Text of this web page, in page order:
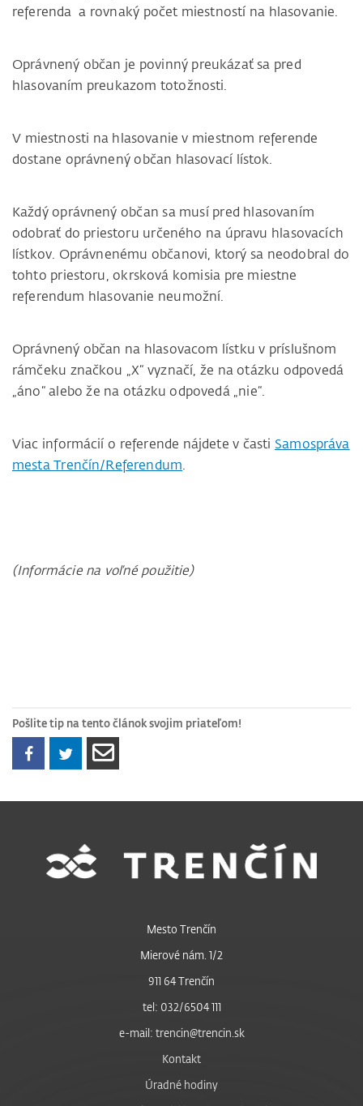
referenda a rovnaký počet miestností na hlasovanie.
Oprávnený občan je povinný preukázať sa pred
hlasovaním preukazom totožnosti.
V miestnosti na hlasovanie v miestnom referende
dostane oprávnený občan hlasovací lístok.
Každý oprávnený občan sa musí pred hlasovaním
odobrať do priestoru určeného na úpravu hlasovacích
lístkov. Oprávnenému občanovi, ktorý sa neodobral do
tohto priestoru, okrsková komisia pre miestne
referendum hlasovanie neumožní.
Oprávnený občan na hlasovacom lístku v príslušnom
rámčeku značkou „X“ vyznačí, že na otázku odpovedá
„áno“ alebo že na otázku odpovedá „nie“.
Viac informácií o referende nájdete v časti Samospráva
mesta Trenčín/Referendum.
(Informácie na voľné použitie)
Pošlite tip na tento článok svojim priateľom!
Mesto Trenčín
Mierové nám. 1/2
911 64 Trenčín
tel: 032/6504 111
e-mail: trencin@trencin.sk
Kontakt
Úradné hodiny